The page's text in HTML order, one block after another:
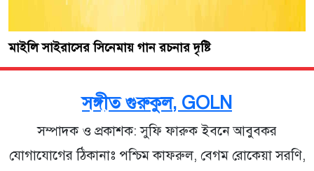
মাইলি সাইরাসের সিনেমায় গান রচনার দৃষ্টি
সঙ্গীত গুরুকুল, GOLN
সম্পাদক ও প্রকাশক: সুফি ফারুক ইবনে আবুবকর
যোগাযোগের ঠিকানাঃ পশ্চিম কাফরুল, বেগম রোকেয়া সরণি,